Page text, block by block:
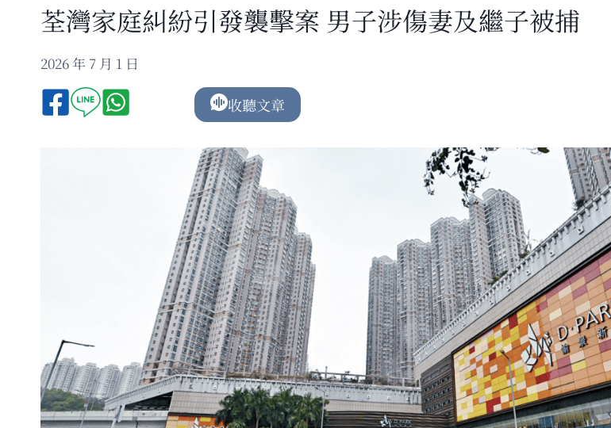
荃灣家庭糾紛引發襲擊案 男子涉傷妻及繼子被捕
2026 年 7 月 1 日
收聽文章